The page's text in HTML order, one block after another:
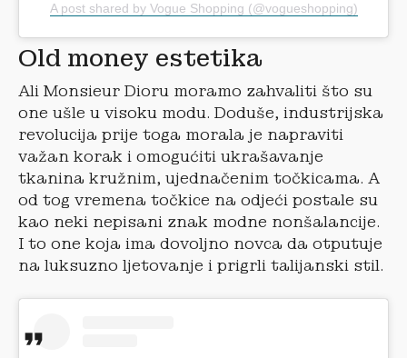
A post shared by Vogue Shopping (@vogueshopping)
Old money estetika
Ali Monsieur Dioru moramo zahvaliti što su
one ušle u visoku modu. Doduše, industrijska
revolucija prije toga morala je napraviti
važan korak i omogućiti ukrašavanje
tkanina kružnim, ujednačenim točkicama. A
od tog vremena točkice na odjeći postale su
kao neki nepisani znak modne nonšalancije.
I to one koja ima dovoljno novca da otputuje
na luksuzno ljetovanje i prigrli talijanski stil.